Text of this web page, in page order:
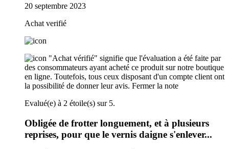
20 septembre 2023
Achat verifié
"Achat vérifié" signifie que l'évaluation a été faite par
des consommateurs ayant acheté ce produit sur notre boutique
en ligne. Toutefois, tous ceux disposant d'un compte client ont
la possibilité de donner leur avis. Fermer la note
Evalué(e) à 2 étoile(s) sur 5.
Obligée de frotter longuement, et à plusieurs
reprises, pour que le vernis daigne s'enlever...